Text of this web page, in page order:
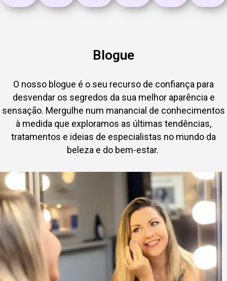
Blogue
O nosso blogue é o seu recurso de confiança para
desvendar os segredos da sua melhor aparência e
sensação. Mergulhe num manancial de conhecimentos
à medida que exploramos as últimas tendências,
tratamentos e ideias de especialistas no mundo da
beleza e do bem-estar.